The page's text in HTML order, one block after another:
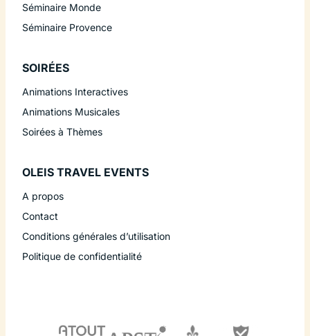
Séminaire Monde
Séminaire Provence
SOIRÉES
Animations Interactives
Animations Musicales
Soirées à Thèmes
OLEIS TRAVEL EVENTS
A propos
Contact
Conditions générales d’utilisation
Politique de confidentialité